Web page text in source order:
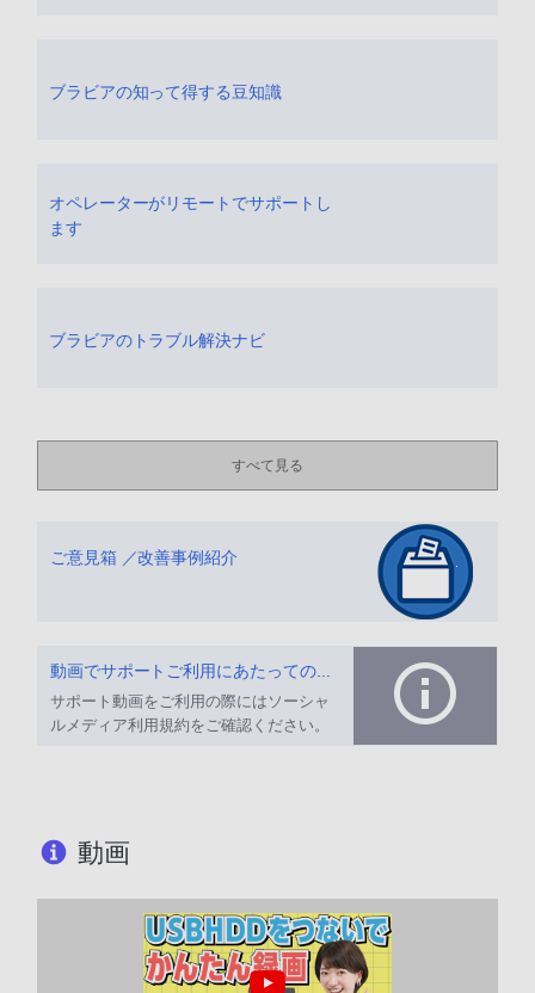
ブラビアの知って得する豆知識
オペレーターがリモートでサポートし
ます
ブラビアのトラブル解決ナビ
すべて見る
ご意見箱 ／改善事例紹介
動画でサポートご利用にあたってのお願い
サポート動画をご利用の際にはソーシャ
ルメディア利用規約をご確認ください。
動画